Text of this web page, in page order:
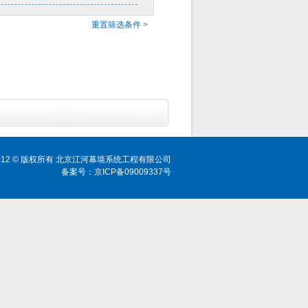
重置筛选条件>
© 版权所有 北京江河幕墙系统工程有限公司
备案号：京ICP备09009337号